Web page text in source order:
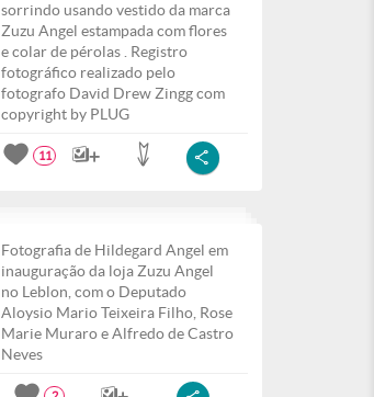
sorrindo usando vestido da marca
Zuzu Angel estampada com flores
e colar de pérolas . Registro
fotográfico realizado pelo
fotografo David Drew Zingg com
copyright by PLUG
11
Fotografia de Hildegard Angel em
inauguração da loja Zuzu Angel
no Leblon, com o Deputado
Aloysio Mario Teixeira Filho, Rose
Marie Muraro e Alfredo de Castro
Neves